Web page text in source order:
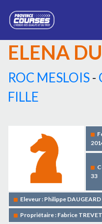
ELENA
ROC MESLOIS-
FILLE
33
Eleveur : Philippe DAUGEARD
Propriétaire : Fabrice TREVET